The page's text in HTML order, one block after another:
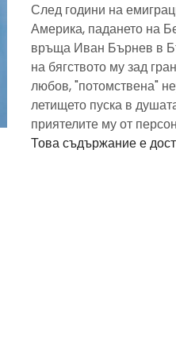
След години на
Америка, падането на
връща Иван Бърнев в
на бягството му зад
любов, "потомствена"
летището пуска в
приятелите му от
Това съдържание е